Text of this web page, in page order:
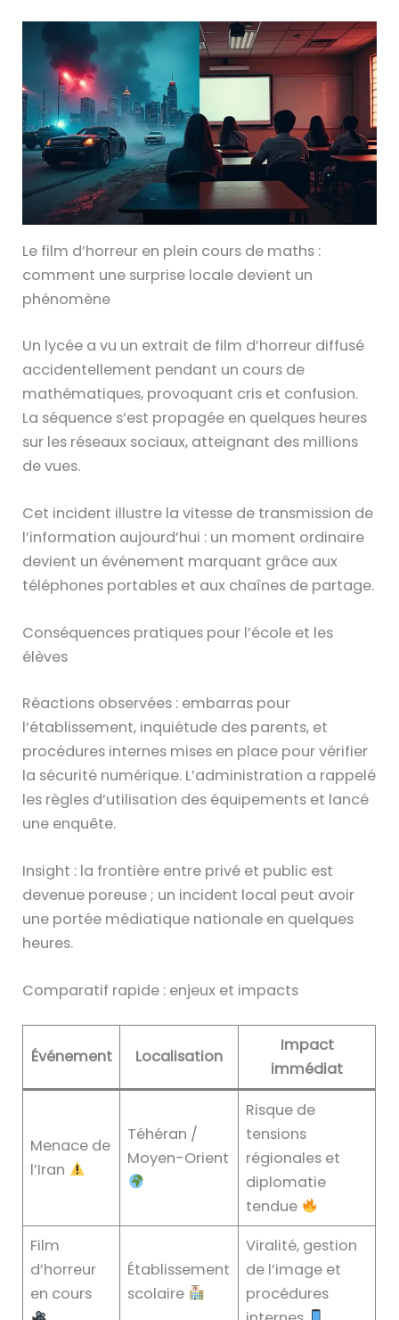
Le film d’horreur en plein cours de maths :
comment une surprise locale devient un
phénomène
Un lycée a vu un extrait de film d’horreur diffusé
accidentellement pendant un cours de
mathématiques, provoquant cris et confusion.
La séquence s’est propagée en quelques heures
sur les réseaux sociaux, atteignant des millions
de vues.
Cet incident illustre la vitesse de transmission de
l’information aujourd’hui : un moment ordinaire
devient un événement marquant grâce aux
téléphones portables et aux chaînes de partage.
Conséquences pratiques pour l’école et les
élèves
Réactions observées : embarras pour
l’établissement, inquiétude des parents, et
procédures internes mises en place pour vérifier
la sécurité numérique. L’administration a rappelé
les règles d’utilisation des équipements et lancé
une enquête.
Insight : la frontière entre privé et public est
devenue poreuse ; un incident local peut avoir
une portée médiatique nationale en quelques
heures.
Comparatif rapide : enjeux et impacts
Événement Localisation
Impact
immédiat
Menace de
l’Iran
Téhéran /
Moyen-Orient
Risque de
tensions
régionales et
diplomatie
tendue
Film
d’horreur
en cours
Établissement
scolaire
Viralité, gestion
de l’image et
procédures